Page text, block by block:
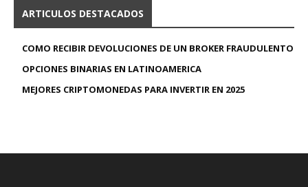
ARTICULOS DESTACADOS
COMO RECIBIR DEVOLUCIONES DE UN BROKER FRAUDULENTO
OPCIONES BINARIAS EN LATINOAMERICA
MEJORES CRIPTOMONEDAS PARA INVERTIR EN 2025